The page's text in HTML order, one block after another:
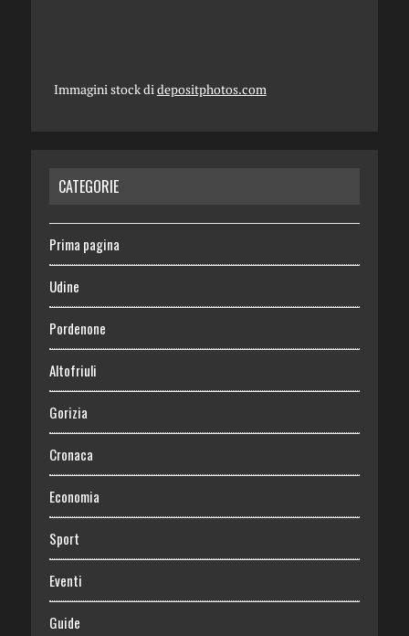
Immagini stock didepositphotos.com
CATEGORIE
Prima pagina
Udine
Pordenone
Altofriuli
Gorizia
Cronaca
Economia
Sport
Eventi
Guide